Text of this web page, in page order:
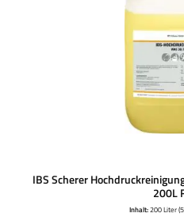
IBS Scherer
200L
Inhalt:200 Liter